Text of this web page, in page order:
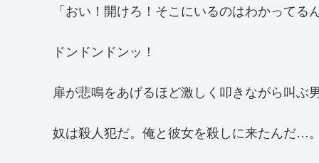
「おい！開けろ！そこにいるのはわかってる
ドンドンドンッ！
扉が悲鳴をあげるほど激しく叩きながら叫ぶ男
奴は殺人犯だ。俺と彼女を殺しに来たんだ…。